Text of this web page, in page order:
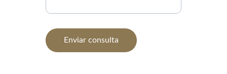
Enviar consulta